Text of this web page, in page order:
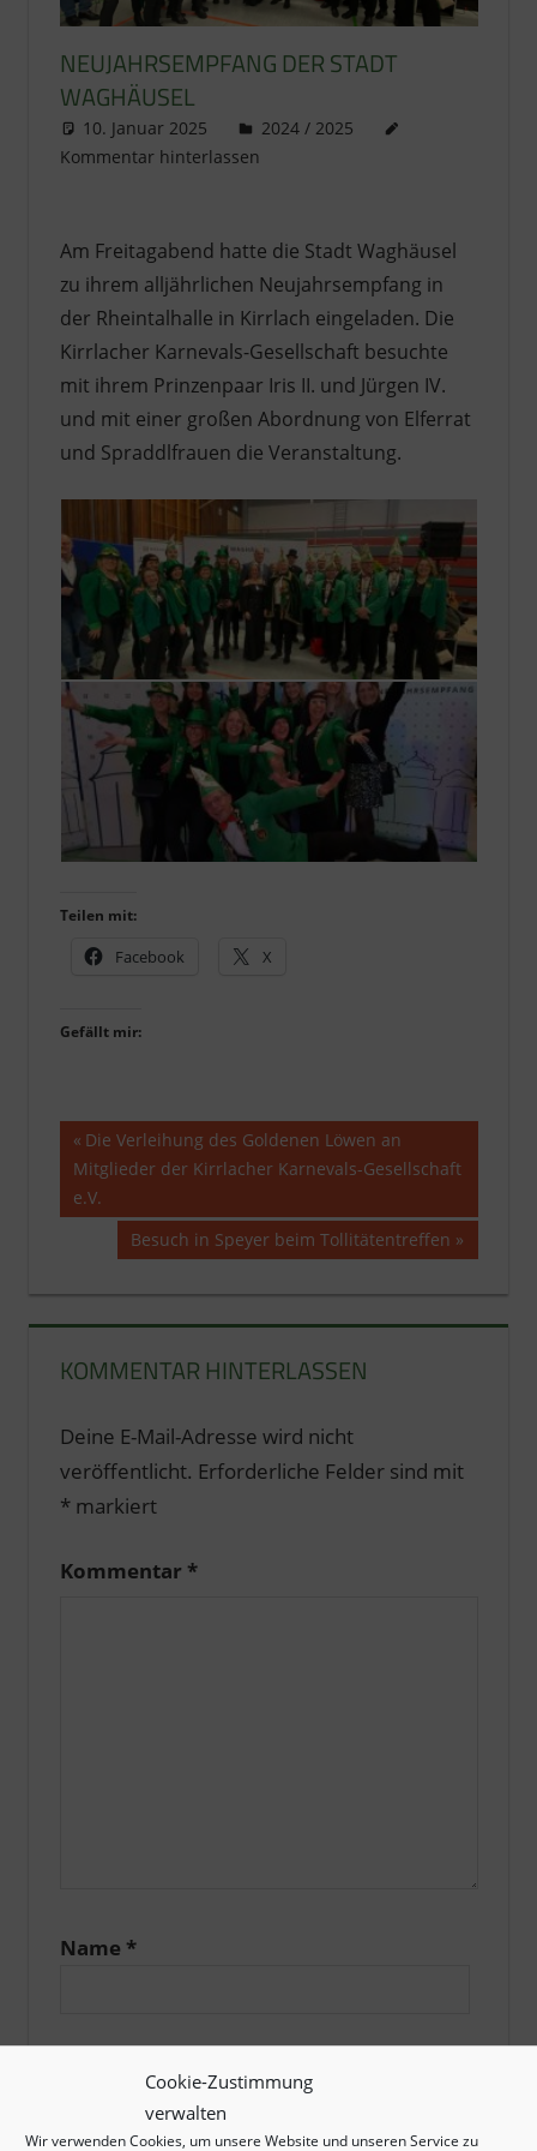
Cookie-Zustimmung
verwalten
Wir verwenden Cookies, um unsere Website und unseren Service zu
NEUJAHRSEMPFANG DER STADT
WAGHÄUSEL
10. Januar 2025 literat@kikage.de
2024 / 2025
Kommentar hinterlassen
Am Freitagabend hatte die Stadt Waghäusel
zu ihrem alljährlichen Neujahrsempfang in
der Rheintalhalle in Kirrlach eingeladen. Die
Kirrlacher Karnevals-Gesellschaft besuchte
mit ihrem Prinzenpaar Iris II. und Jürgen IV.
und mit einer großen Abordnung von Elferrat
und Spraddlfrauen die Veranstaltung.
Teilen mit:
Facebook X
Gefällt mir:
Beitragsnavigation
Vorheriger
Beitrag:
Die Verleihung des Goldenen Löwen an
Mitglieder der Kirrlacher Karnevals-Gesellschaft
e.V.
Nächster
Beitrag:
Besuch in Speyer beim Tollitätentreffen
KOMMENTAR HINTERLASSEN
Deine E-Mail-Adresse wird nicht
veröffentlicht. Erforderliche Felder sind mit
*markiert
Kommentar *
Name *